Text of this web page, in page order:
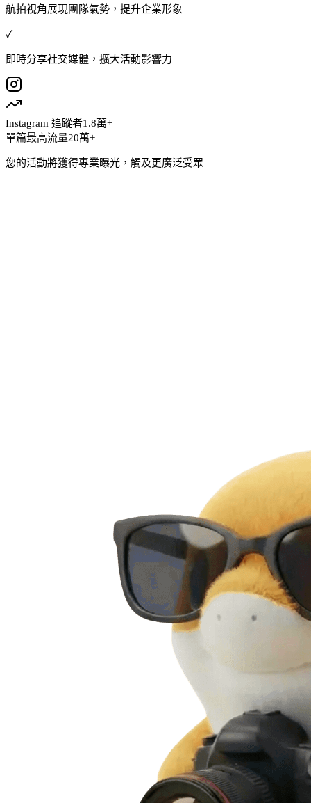
航拍視角展現團隊氣勢，提升企業形象
✓
即時分享社交媒體，擴大活動影響力
Instagram 追蹤者1.8萬+
單篇最高流量20萬+
您的活動將獲得專業曝光，觸及更廣泛受眾